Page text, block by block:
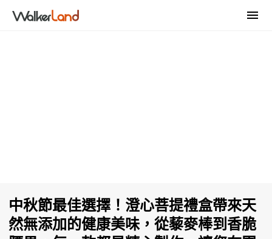
中秋節最佳選擇！澄心菩提禮盒帶來天
然無添加的健康美味，從藜麥棒到香脆